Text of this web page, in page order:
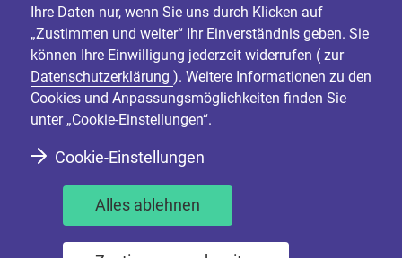
Ihre Daten nur, wenn Sie uns durch Klicken auf
„Zustimmen und weiter“ Ihr Einverständnis geben. Sie
können Ihre Einwilligung jederzeit widerrufen ( zur
Datenschutzerklärung ). Weitere Informationen zu den
Cookies und Anpassungsmöglichkeiten finden Sie
unter „Cookie-Einstellungen“.
Cookie-Einstellungen
Alles ablehnen